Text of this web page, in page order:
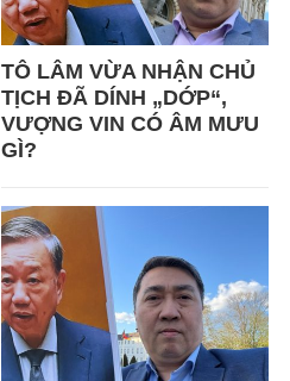
TÔ LÂM VỪA NHẬN CHỦ
TỊCH ĐÃ DÍNH „DỚP“,
VƯỢNG VIN CÓ ÂM MƯU
GÌ?